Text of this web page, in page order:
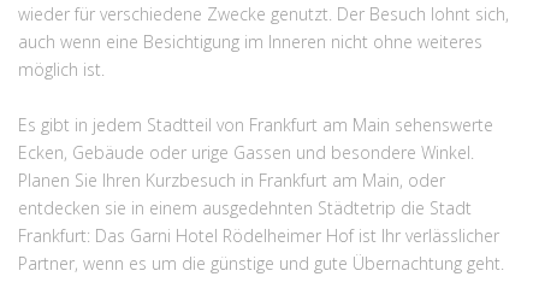
wieder für verschiedene Zwecke genutzt. Der Besuch lohnt sich,
auch wenn eine Besichtigung im Inneren nicht ohne weiteres
möglich ist.
Es gibt in jedem Stadtteil von Frankfurt am Main sehenswerte
Ecken, Gebäude oder urige Gassen und besondere Winkel.
Planen Sie Ihren Kurzbesuch in Frankfurt am Main, oder
entdecken sie in einem ausgedehnten Städtetrip die Stadt
Frankfurt: Das Garni Hotel Rödelheimer Hof ist Ihr verlässlicher
Partner, wenn es um die günstige und gute Übernachtung geht.